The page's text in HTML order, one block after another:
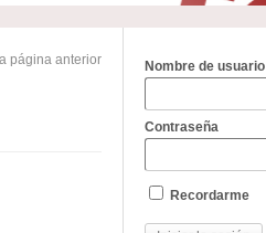
página anterior Nombre de usuario
Contraseña
Recordarme